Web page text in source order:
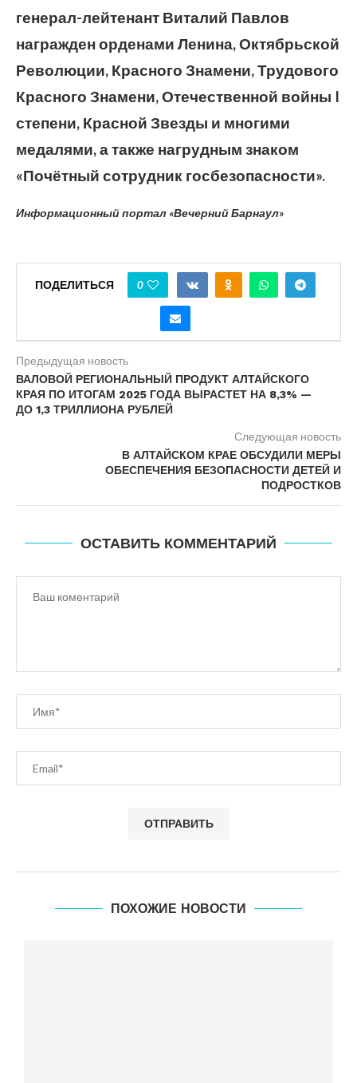
генерал-лейтенант Виталий Павлов
награжден орденами Ленина, Октябрьской
Революции, Красного Знамени, Трудового
Красного Знамени, Отечественной войны I
степени, Красной Звезды и многими
медалями, а также нагрудным знаком
«Почётный сотрудник госбезопасности».
Информационный портал «Вечерний Барнаул»
ПОДЕЛИТЬСЯ 0
Предыдущая новость
ВАЛОВОЙ РЕГИОНАЛЬНЫЙ ПРОДУКТ АЛТАЙСКОГО
КРАЯ ПО ИТОГАМ 2025 ГОДА ВЫРАСТЕТ НА 8,3% —
ДО 1,3 ТРИЛЛИОНА РУБЛЕЙ
Следующая новость
В АЛТАЙСКОМ КРАЕ ОБСУДИЛИ МЕРЫ
ОБЕСПЕЧЕНИЯ БЕЗОПАСНОСТИ ДЕТЕЙ И
ПОДРОСТКОВ
ОСТАВИТЬ КОММЕНТАРИЙ
ПОХОЖИЕ НОВОСТИ